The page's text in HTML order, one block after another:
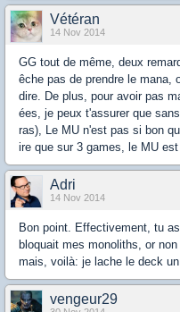
Vétéran
14 Nov 2014
GG tout de même, deux
êche pas de prendre le mana,
dire. De plus, pour avoir pas
ées, je peux t'assurer que
ras), Le MU n'est pas si bon
ire que sur 3 games, le MU est
Adri
14 Nov 2014
Bon point. Effectivement, tu
bloquait mes monoliths, or
mais, voilà: je lache le deck
vengeur29